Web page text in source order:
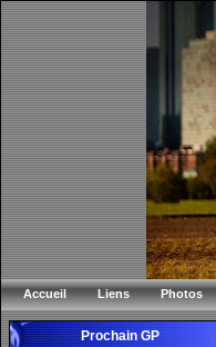
Accueil Liens Photos
Prochain GP